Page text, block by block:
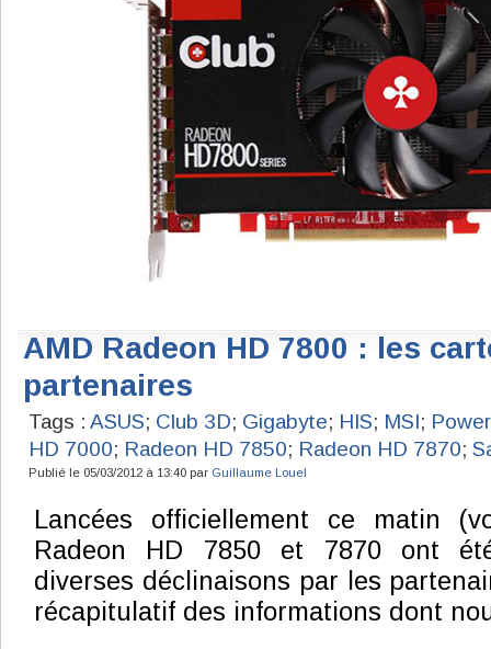
AMD Radeon HD 7800 : les
partenaires
Tags : ASUS; Club 3D; Gigabyte; HIS; MSI;
HD 7000; Radeon HD 7850; Radeon HD 7870;
Publié le 05/03/2012 à 13:40 par Guillaume Louel
Lancées officiellement ce matin
Radeon HD 7850 et 7870 ont
diverses déclinaisons par les
récapitulatif des informations dont